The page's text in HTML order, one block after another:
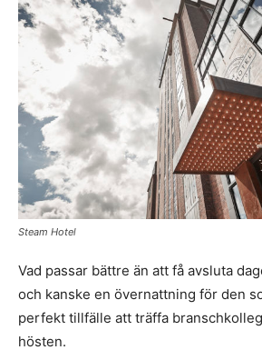
Steam Hotel
Vad passar bättre än att få avsluta
och kanske en övernattning för den
perfekt tillfälle att träffa
hösten.